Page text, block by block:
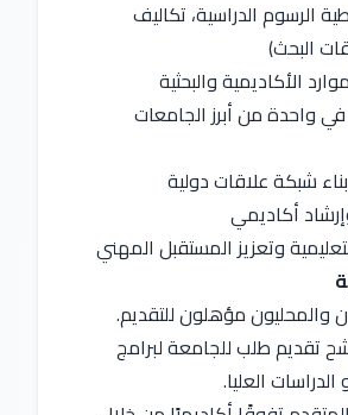
البحث)
الأكاديمية والبحثية
شبكة علاقات دولية
أكاديمي
وتعزيز المستقبل المهني
والمحليون مؤهلون للتقديم.
العليا.